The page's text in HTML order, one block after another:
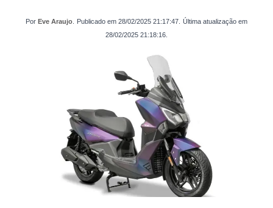
Por Eve Araujo Publicado em 28/02/2025 21:17:47 Última atualização em
28/02/2025 21:18:16